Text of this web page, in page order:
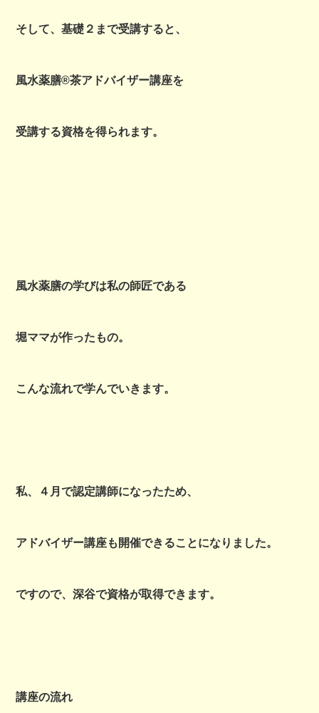
そして、基礎２まで受講すると、
風水薬膳®茶アドバイザー講座を
受講する資格を得られます。
風水薬膳の学びは私の師匠である
堀ママが作ったもの。
こんな流れで学んでいきます。
私、４月で認定講師になったため、
アドバイザー講座も開催できることになりました。
ですので、深谷で資格が取得できます。
講座の流れ